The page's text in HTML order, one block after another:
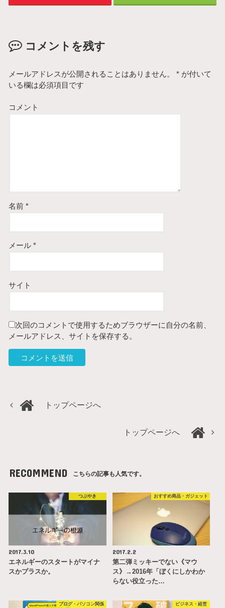
コメントを残す
メールアドレスが公開されることはありません。 * が付いて
いる欄は必須項目です
コメント
名前*
メール*
サイト
次回のコメントで使用するためブラウザーに自分の名前、
メールアドレス、サイトを保存する。
トップページへ
トップページへ
RECOMMEND こちらの記事も人気です。
つぶやき
2017.3.10
エネルギーのスタートがマイナ
スかプラスか。
おすすめ商品・ガジェット
2017.2.2
第二弾ミッキーでない《マウ
ス》→2016年「ぼくにしかわか
らない役立った…
ブログ・パソコン関係 ビジネス・経営